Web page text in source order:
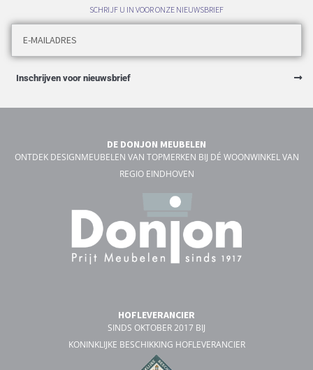
SCHRIJF U IN VOOR ONZE NIEUWSBRIEF
Inschrijven voor nieuwsbrief
DE DONJON MEUBELEN
ONTDEK DESIGNMEUBELEN VAN TOPMERKEN BIJ DÉ WOONWINKEL VAN
REGIO EINDHOVEN
HOFLEVERANCIER
SINDS OKTOBER 2017 BIJ
KONINKLIJKE BESCHIKKING HOFLEVERANCIER